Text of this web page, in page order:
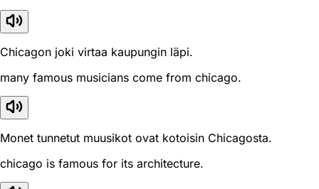
Chicagon joki virtaa kaupungin läpi.
many famous musicians come from chicago.
Monet tunnetut muusikot ovat kotoisin Chicagosta.
chicago is famous for its architecture.